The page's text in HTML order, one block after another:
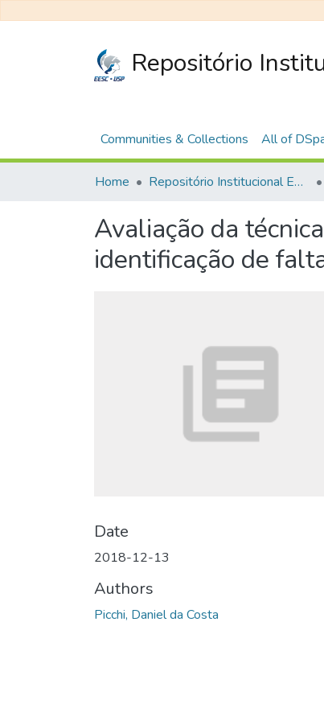
Repositório
Communities & Collections All of
Home Repositório Institucional EESC
Avaliação da
identificação de
Date
2018-12-13
Authors
Picchi, Daniel da Costa